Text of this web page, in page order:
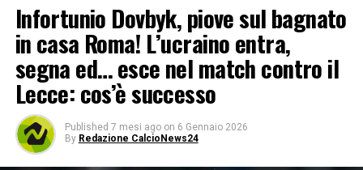
Infortunio Dovbyk, piove sul bagnato
in casa Roma! L’ucraino entra,
segna ed… esce nel match contro il
Lecce: cos’è successo
Published 7 mesi ago on 6 Gennaio 2026
By Redazione CalcioNews24